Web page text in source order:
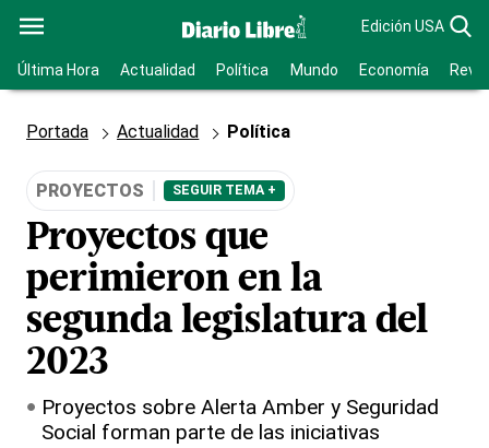
Edición USA
Última Hora Actualidad Política Mundo Economía
Portada Actualidad Política
PROYECTOS SEGUIR TEMA +
Proyectos que
perimieron en la
segunda legislatura del
2023
Proyectos sobre Alerta Amber y Seguridad
Social forman parte de las iniciativas